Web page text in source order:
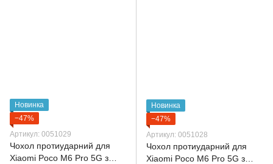
Новинка
−47%
Артикул: 0051029
Чохол протиударний для
Xiaomi Poco M6 Pro 5G з
Новинка
−47%
Артикул: 0051028
Чохол протиударний для
Xiaomi Poco M6 Pro 5G з